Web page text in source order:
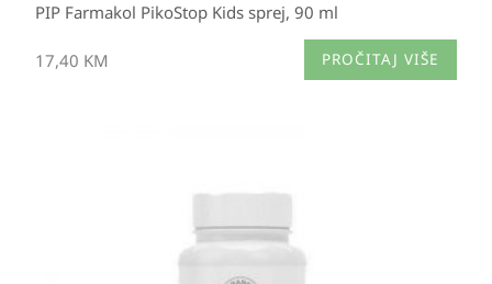
PIP Farmakol PikoStop Kids sprej, 90 ml
17,40 KM PROČITAJ VIŠE